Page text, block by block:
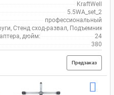
KraftWell
5.5WA_set_2
профессиональный
Стенд сход-развал, Подъемник
дюйм:
24
380
Предзаказ